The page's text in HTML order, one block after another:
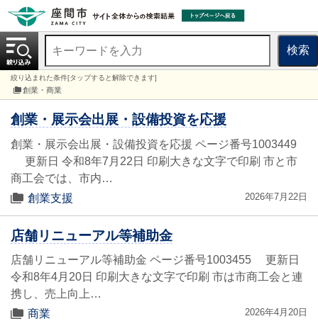
検索
絞り込まれた条件[タップすると解除できます]
創業・商業
創業・展示会出展・設備投資を応援
創業・展示会出展・設備投資を応援 ページ番号1003449
更新日 令和8年7月22日 印刷大きな文字で印刷 市と市
商工会では、市内…
創業支援
2026年7月22日
店舗リニューアル等補助金
店舗リニューアル等補助金 ページ番号1003455 更新日
令和8年4月20日 印刷大きな文字で印刷 市は市商工会と連
携し、売上向上…
商業
2026年4月20日